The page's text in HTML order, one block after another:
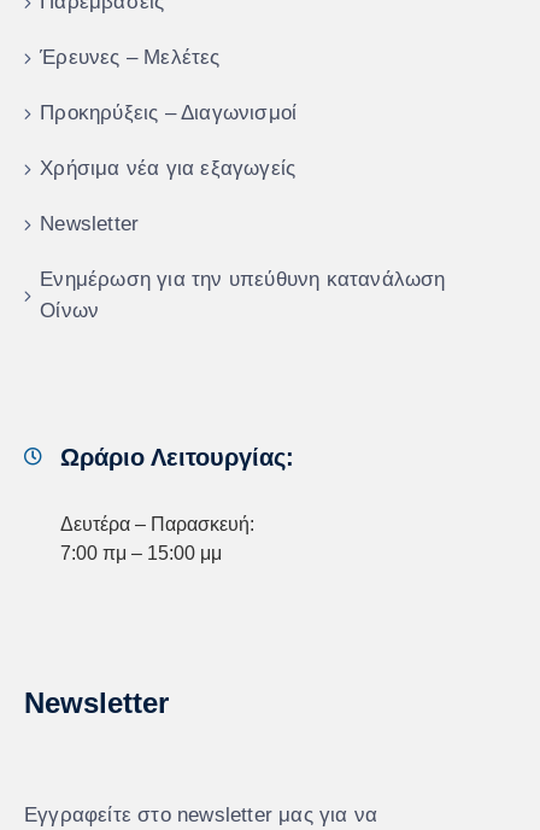
Έρευνες – Μελέτες
Προκηρύξεις – Διαγωνισμοί
Χρήσιμα νέα για εξαγωγείς
Newsletter
Ενημέρωση για την υπεύθυνη κατανάλωση
Οίνων
Ωράριο Λειτουργίας:
Δευτέρα – Παρασκευή:
7:00 πμ – 15:00 μμ
Newsletter
Εγγραφείτε στο newsletter μας για να